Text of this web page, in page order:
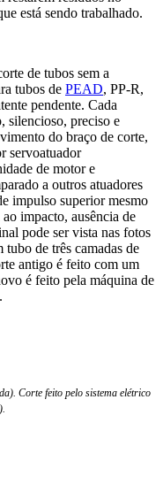
está sendo trabalhado.
de tubos sem a
tubos de PEAD, PP-R,
pendente. Cada
silencioso, preciso e
do braço de corte,
servoatuador
de motor e
a outros atuadores
impulso superior mesmo
impacto, ausência de
pode ser vista nas fotos
de três camadas de
antigo é feito com um
é feito pela máquina de
Corte feito pelo sistema elétrico